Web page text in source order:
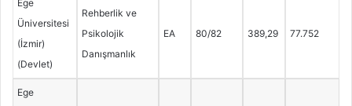
Ege
Üniversitesi
(İzmir)
(Devlet)
Rehberlik ve
Psikolojik
Danışmanlık
EA 80/82 389,29 77.752
Ege